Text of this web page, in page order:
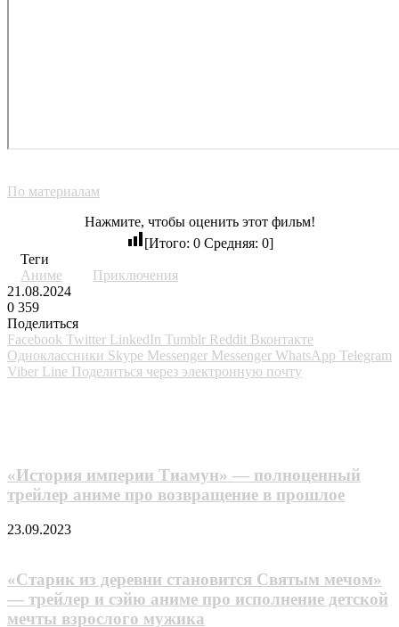
По материалам
Нажмите, чтобы оценить этот фильм!
[Итого: 0Средняя: 0]
Теги
Аниме
Приключения
21.08.2024
0 359
Поделиться
Facebook Twitter LinkedIn Tumblr Reddit Вконтакте
Одноклассники Skype Messenger Messenger WhatsApp Telegram
Viber Line Поделиться через электронную почту
«История империи Тиамун» — полноценный
трейлер аниме про возвращение в прошлое
23.09.2023
«Старик из деревни становится Святым мечом»
— трейлер и сэйю аниме про исполнение детской
мечты взрослого мужика